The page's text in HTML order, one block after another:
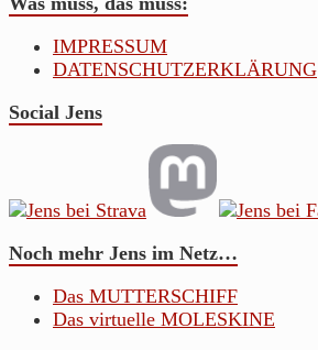
IMPRESSUM
DATENSCHUTZERKLÄRUNG
Social Jens
Noch mehr Jens im Netz…
Das MUTTERSCHIFF
Das virtuelle MOLESKINE